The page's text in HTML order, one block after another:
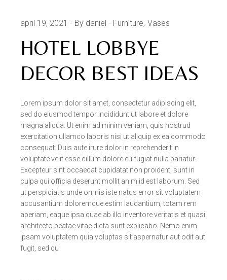
april 19, 2021 By daniel Furniture Vases
HOTEL LOBBYE
DECOR BEST IDEAS
Lorem ipsum dolor sit amet, consectetur adipiscing elit,
sed do eiusmod tempor incididunt ut labore et dolore
magna aliqua. Ut enim ad minim veniam, quis nostrud
exercitation ullamco laboris nisi ut aliquip ex ea commodo
consequat. Duis aute irure dolor in reprehenderit in
voluptate velit esse cillum dolore eu fugiat nulla pariatur.
Excepteur sint occaecat cupidatat non proident, sunt in
culpa qui officia deserunt mollit anim id est laborum. Sed
ut perspiciatis unde omnis iste natus error sit voluptatem
accusantium doloremque estim laudantium, totam rem
aperiam, eaque ipsa quae ab illo inventore veritatis et quasi
architecto beatae vitae dicta sunt explicabo. Nemo enim
ipsam voluptatem quia voluptas sit aspernatur aut odit aut
fugit, sed qu